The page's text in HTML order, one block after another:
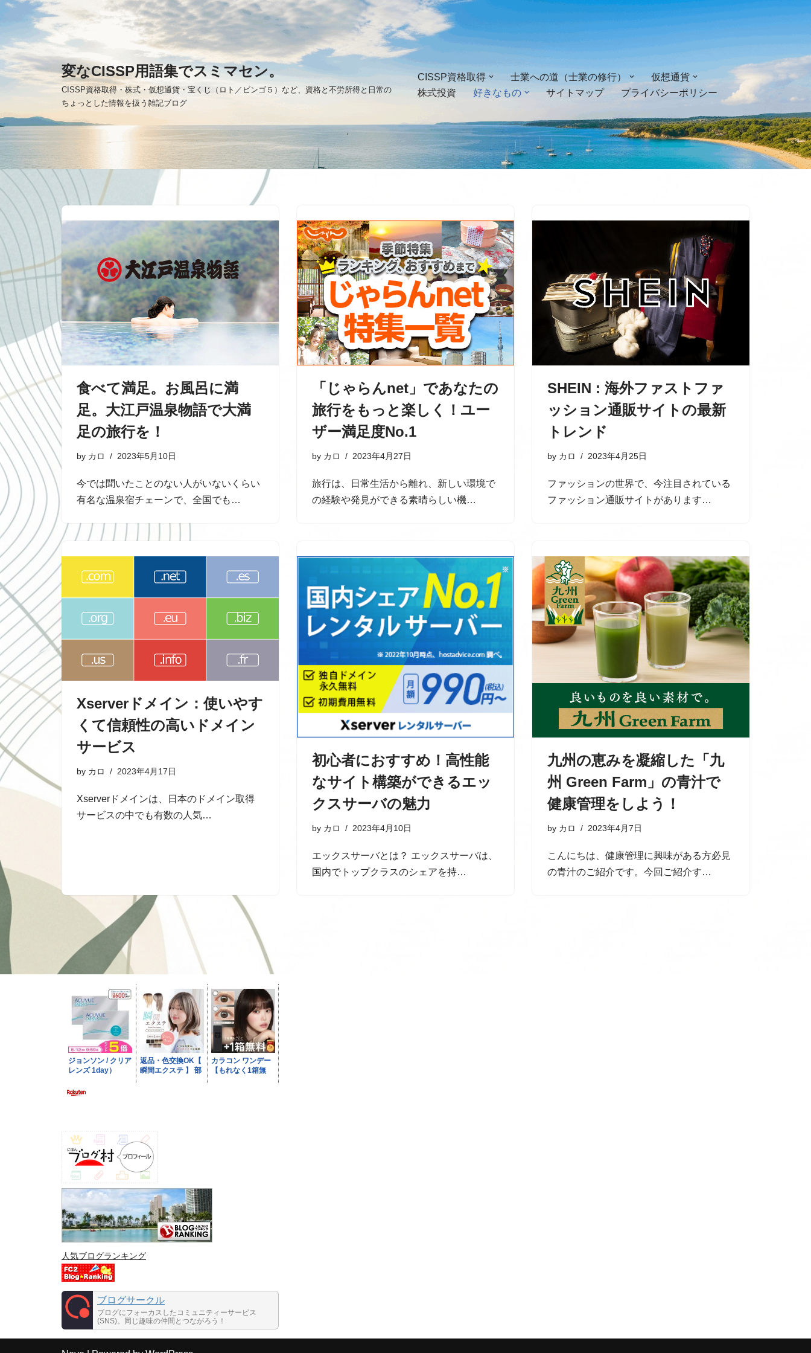
ン
テ
へ
ス
キ
ッ
プ
変なCISSP用語集でスミマセン。
CISSP資格取得・株式・仮想通貨・宝くじ（ロト／ビンゴ５）など、資格と不労所得と日常の
ちょっとした情報を扱う雑記ブログ
CISSP資格取得 士業への道（士業の修行）
仮想通貨
株式投資
好きなもの サイトマップ プライバシーポリシー
食べて満足。お風呂に満
足。大江戸温泉物語で大満
足の旅行を！
by カロ 2023年5月10日
今では聞いたことのない人がいないくらい
有名な温泉宿チェーンで、全国でも…
「じゃらんnet」であなたの
旅行をもっと楽しく！ユー
ザー満足度No.1
by カロ 2023年4月27日
旅行は、日常生活から離れ、新しい環境で
の経験や発見ができる素晴らしい機…
SHEIN : 海外ファストファ
ッション通販サイトの最新
トレンド
by カロ 2023年4月25日
ファッションの世界で、今注目されている
ファッション通販サイトがあります…
Xserverドメイン：使いやす
くて信頼性の高いドメイン
サービス
by カロ 2023年4月17日
Xserverドメインは、日本のドメイン取得
サービスの中でも有数の人気…
初心者におすすめ！高性能
なサイト構築ができるエッ
クスサーバの魅力
by カロ 2023年4月10日
エックスサーバとは？ エックスサーバは、
国内でトップクラスのシェアを持…
九州の恵みを凝縮した「九
州 Green Farm」の青汁で
健康管理をしよう！
by カロ 2023年4月7日
こんにちは、健康管理に興味がある方必見
の青汁のご紹介です。今回ご紹介す…
人気ブログランキング
ブログサークル
ブログにフォーカスしたコミュニティーサービス
(SNS)。同じ趣味の仲間とつながろう！